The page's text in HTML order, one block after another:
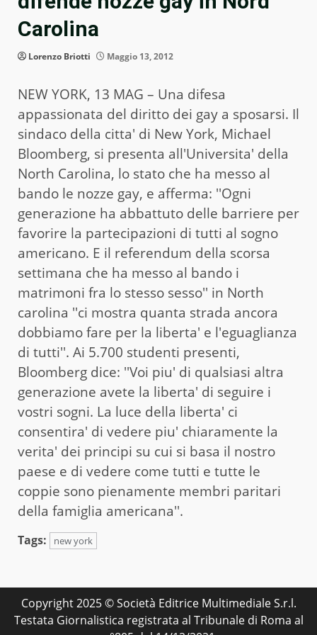
Carolina
Lorenzo Briotti Maggio 13, 2012
NEW YORK, 13 MAG – Una difesa
appassionata del diritto dei gay a sposarsi. Il
sindaco della citta' di New York, Michael
Bloomberg, si presenta all'Universita' della
North Carolina, lo stato che ha messo al
bando le nozze gay, e afferma: ''Ogni
generazione ha abbattuto delle barriere per
favorire la partecipazioni di tutti al sogno
americano. E il referendum della scorsa
settimana che ha messo al bando i
matrimoni fra lo stesso sesso'' in North
carolina ''ci mostra quanta strada ancora
dobbiamo fare per la liberta' e l'eguaglianza
di tutti''. Ai 5.700 studenti presenti,
Bloomberg dice: ''Voi piu' di qualsiasi altra
generazione avete la liberta' di seguire i
vostri sogni. La luce della liberta' ci
consentira' di vedere piu' chiaramente la
verita' dei principi su cui si basa il nostro
paese e di vedere come tutti e tutte le
coppie sono pienamente membri paritari
della famiglia americana''.
Tags: new york
Copyright 2025 © Società Editrice Multimediale S.r.l.
Testata Giornalistica registrata al Tribunale di Roma al